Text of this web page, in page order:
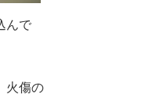
んで
火傷の